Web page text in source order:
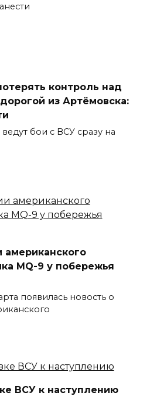
контроль над
из Артёмовска:
бои с ВСУ сразу на
MQ-9 у побережья
появилась новость о
ВСУ к наступлению